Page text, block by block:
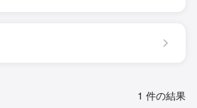
1 件の結果